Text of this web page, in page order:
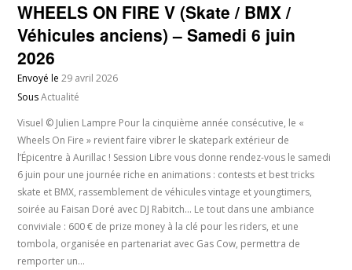
WHEELS ON FIRE V (Skate / BMX /
Véhicules anciens) – Samedi 6 juin
2026
Envoyé le29 avril 2026
SousActualité
Visuel © Julien Lampre Pour la cinquième année consécutive, le «
Wheels On Fire » revient faire vibrer le skatepark extérieur de
l’Épicentre à Aurillac ! Session Libre vous donne rendez-vous le samedi
6 juin pour une journée riche en animations : contests et best tricks
skate et BMX, rassemblement de véhicules vintage et youngtimers,
soirée au Faisan Doré avec DJ Rabitch… Le tout dans une ambiance
conviviale : 600 € de prize money à la clé pour les riders, et une
tombola, organisée en partenariat avec Gas Cow, permettra de
remporter un…